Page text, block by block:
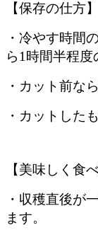
【保存の仕方】
・冷やす時間
ら1時間半程度
・カット前な
・カットした
【美味しく食
・収穫直後が
ます。